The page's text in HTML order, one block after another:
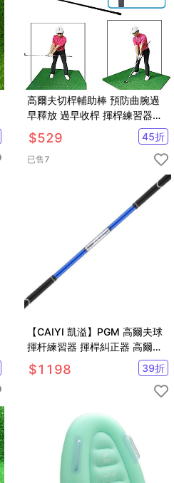
高爾夫切桿輔助棒 預防曲腕過
早釋放 過早收桿 揮桿練習器
【GF53001】
$529 45折
已售7
【CAIYI 凱溢】PGM 高爾夫球
揮杆練習器 揮桿糾正器 高爾夫
初學裝備
$1198 39折